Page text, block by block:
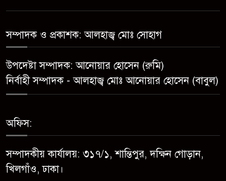
মেয়েকে ধর্ষণের অভিযোগে সেনবাগে
সোনাতলা পৌরসভার উপ-সহকারী
প্রকৌশলীর বিরুদ্ধে সাংবাদিকের
অভিযোগ,তদন্তের আশ্বাস প্রশাসকের
সাক্ষ্যগ্রহণ শুরু
উন্নয়ন কে প্রাধান্য দিয়ে বগুড়ার
সম্পাদক ও প্রকাশক: আলহাজ্ব মোঃ সোহাগ
উপদেষ্টা সম্পাদক: আনোয়ার হোসেন (রুমি)
নির্বাহী সম্পাদক - আলহাজ্ব মোঃ আনোয়ার হোসেন (বাবুল)
অফিস:
সম্পাদকীয় কার্যালয়: ৩১৭/১, শান্তিপুর, দক্ষিন গোড়ান,
খিলগাঁও, ঢাকা।